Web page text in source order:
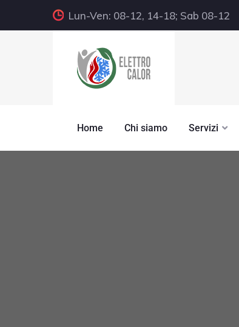
Lun-Ven: 08-12, 14-18; Sab 08-12
Home Chi siamo Servizi